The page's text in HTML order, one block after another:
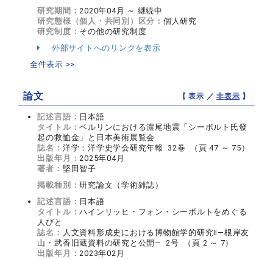
研究期間：2020年04月 ～ 継続中
研究態様（個人・共同別）区分： 個人研究
研究制度： その他の研究制度
外部サイトへのリンクを表示
全件表示 >>
論文 【 表示 ／非表示 】
記述言語： 日本語
タイトル：ベルリンにおける濃尾地震「シーボルト氏發
起の救恤金」と日本美術展覧会
誌名： 洋学：洋学史学会研究年報 32巻 （頁 47 ～ 75）
出版年月：2025年04月
著者： 堅田智子
掲載種別：研究論文（学術雑誌）
記述言語： 日本語
タイトル：ハインリッヒ・フォン・シーボルトをめぐる
人びと
誌名： 人文資料形成史における博物館学的研究Ⅱ―根岸友
山・武香旧蔵資料の研究と公開― 2号 （頁 2 ～ 7）
出版年月：2023年02月